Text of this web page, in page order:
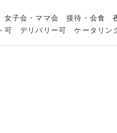
女子会・ママ会 接待・会食
可 デリバリー可 ケータリン